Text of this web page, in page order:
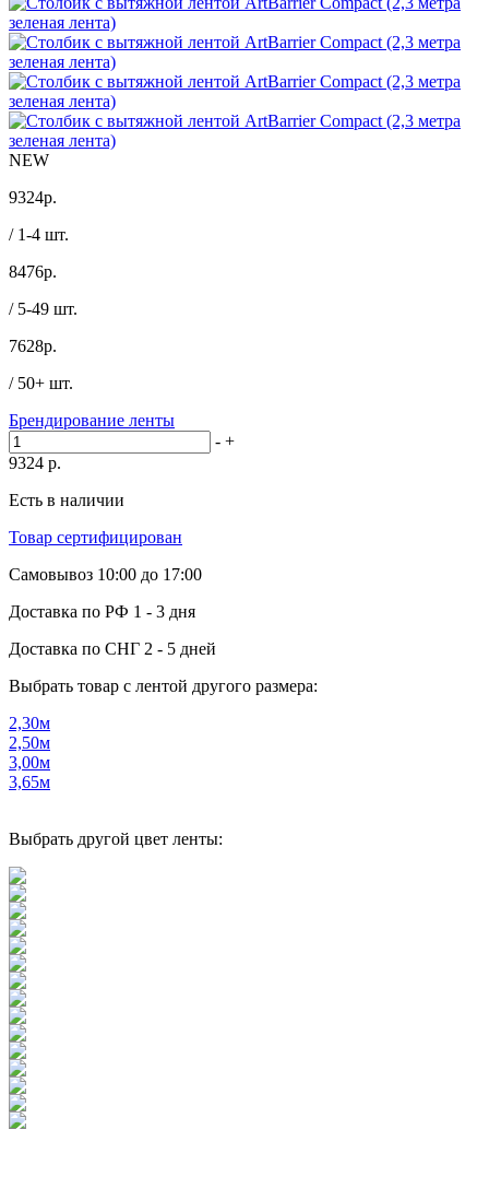
NEW
9324р.
/ 1-4 шт.
8476р.
/ 5-49 шт.
7628р.
/ 50+ шт.
Брендирование ленты
- +
9324 р.
Есть в наличии
Товар сертифицирован
Самовывоз 10:00 до 17:00
Доставка по РФ 1 - 3 дня
Доставка по СНГ 2 - 5 дней
Выбрать товар с лентой другого размера:
2,30м
2,50м
3,00м
3,65м
Выбрать другой цвет ленты: